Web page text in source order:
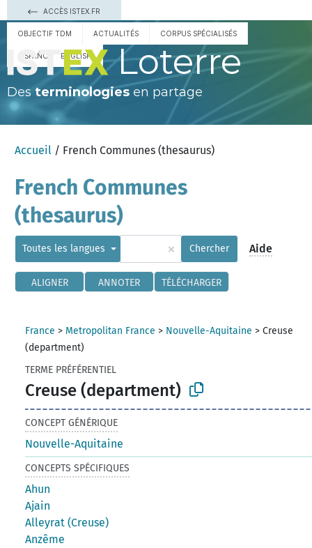
ACCÈS ISTEX.FR
OBJECTIF TDM ACTUALITÉS CORPUS SPÉCIALISÉS
ESPAÑOL ENGLISH Loterre
Des terminologies en partage
Accueil / French Communes (thesaurus)
French Communes
(thesaurus)
Toutes les langues × Chercher Aide
ALIGNER ANNOTER TÉLÉCHARGER
France > Metropolitan France > Nouvelle-Aquitaine >Creuse
(department)
TERME PRÉFÉRENTIEL
Creuse (department)
CONCEPT GÉNÉRIQUE
Nouvelle-Aquitaine
CONCEPTS SPÉCIFIQUES
Ahun
Ajain
Alleyrat (Creuse)
Anzême